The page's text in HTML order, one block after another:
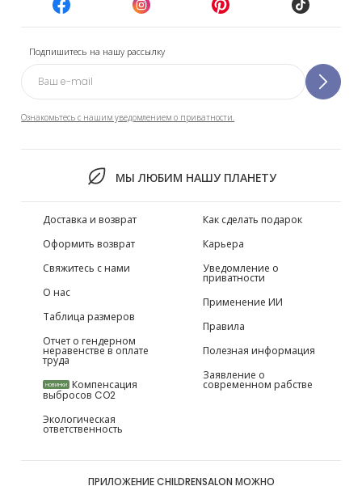
Подпишитесь на нашу рассылку
Ознакомьтесь с нашим уведомлением о приватности.
МЫ ЛЮБИМ НАШУ ПЛАНЕТУ
Доставка и возврат
Оформить возврат
Свяжитесь с нами
О нас
Таблица размеров
Отчет о гендерном
неравенстве в оплате
труда
НОВИНКИ Компенсация
выбросов CO2
Экологическая
ответственность
Как сделать подарок
Карьера
Уведомление о
приватности
Применение ИИ
Правила
Полезная информация
Заявление о
современном рабстве
ПРИЛОЖЕНИЕ CHILDRENSALON МОЖНО